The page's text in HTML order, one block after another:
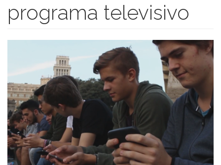
programa televisivo